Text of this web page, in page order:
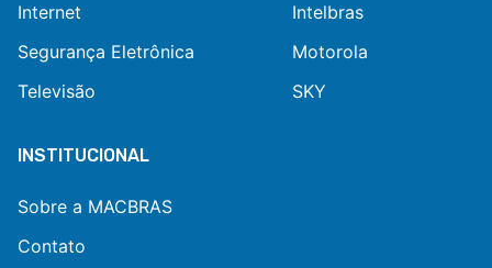
Internet
Segurança Eletrônica
Televisão
Intelbras
Motorola
SKY
INSTITUCIONAL
Sobre a MACBRAS
Contato